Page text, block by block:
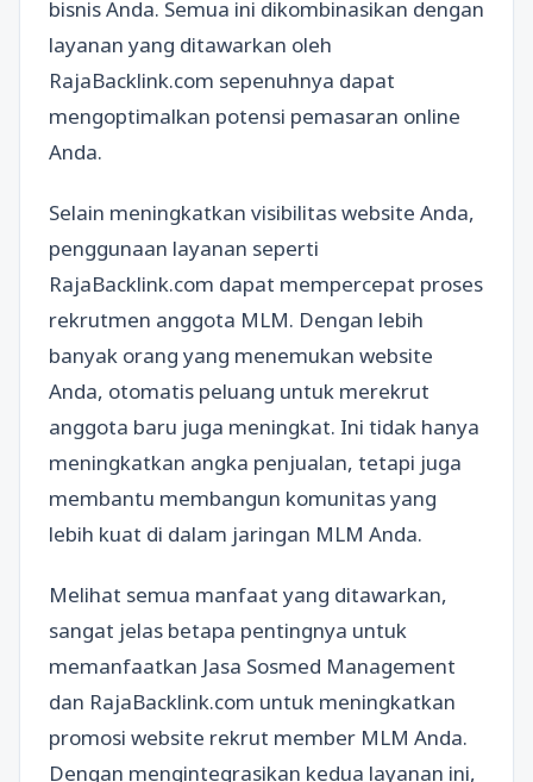
bisnis Anda. Semua ini dikombinasikan dengan
layanan yang ditawarkan oleh
RajaBacklink.com sepenuhnya dapat
mengoptimalkan potensi pemasaran online
Anda.
Selain meningkatkan visibilitas website Anda,
penggunaan layanan seperti
RajaBacklink.com dapat mempercepat proses
rekrutmen anggota MLM. Dengan lebih
banyak orang yang menemukan website
Anda, otomatis peluang untuk merekrut
anggota baru juga meningkat. Ini tidak hanya
meningkatkan angka penjualan, tetapi juga
membantu membangun komunitas yang
lebih kuat di dalam jaringan MLM Anda.
Melihat semua manfaat yang ditawarkan,
sangat jelas betapa pentingnya untuk
memanfaatkan Jasa Sosmed Management
dan RajaBacklink.com untuk meningkatkan
promosi website rekrut member MLM Anda.
Dengan mengintegrasikan kedua layanan ini,